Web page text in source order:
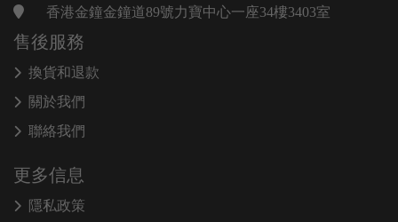
香港金鐘金鐘道89號力寶中心一座34樓3403室
售後服務
換貨和退款
關於我們
聯絡我們
更多信息
隱私政策